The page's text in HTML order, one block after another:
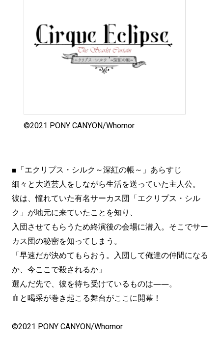
©2021 PONY CANYON/Whomor
■「エクリプス・シルク～深紅の帳～」あらすじ
細々と大道芸人をしながら生活を送っていた主人公。
彼は、憧れていた有名サーカス団「エクリプス・シル
ク」が地元に来ていたことを知り、
入団させてもらうため終演後の会場に潜入。そこでサー
カス団の秘密を知ってしまう。
「早速だが決めてもらおう。入団して俺達の仲間になる
か、今ここで殺されるか」
選んだ先で、彼を待ち受けているものは――。
血と喝采が巻き起こる舞台がここに開幕！
©2021 PONY CANYON/Whomor